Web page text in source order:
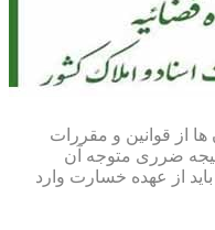
از قوانین و مقررات
ضرری متوجه آن
از عهده خسارت وارد